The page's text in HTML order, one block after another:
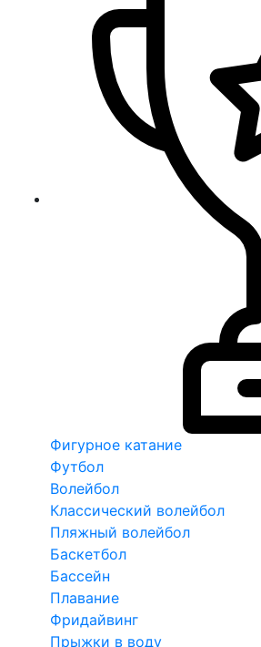
Фигурное катание
Футбол
Волейбол
Классический волейбол
Пляжный волейбол
Баскетбол
Бассейн
Плавание
Фридайвинг
Прыжки в воду